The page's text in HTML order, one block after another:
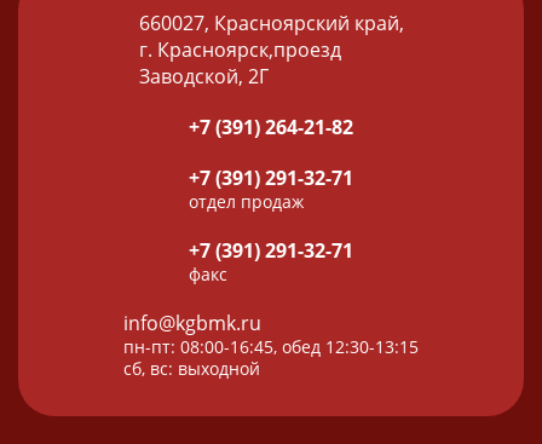
660027, Красноярский край,
г. Красноярск,проезд
Заводской, 2Г
+7 (391) 264-21-82
+7 (391) 291-32-71
отдел продаж
+7 (391) 291-32-71
факс
info@kgbmk.ru
пн-пт: 08:00-16:45, обед 12:30-13:15
сб, вс: выходной